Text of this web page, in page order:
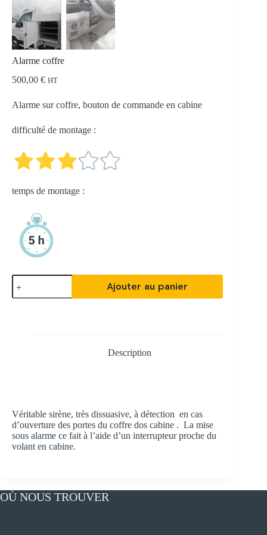
Alarme coffre
500,00 € HT
Alarme sur coffre, bouton de commande en cabine
difficulté de montage :
temps de montage :
quantité
de
Alarme
Ajouter au panier
Description
Véritable sirène, très dissuasive, à détection en cas
d’ouverture des portes du coffre dos cabine . La mise
sous alarme ce fait à l’aide d’un interrupteur proche du
volant en cabine.
OÙ NOUS TROUVER